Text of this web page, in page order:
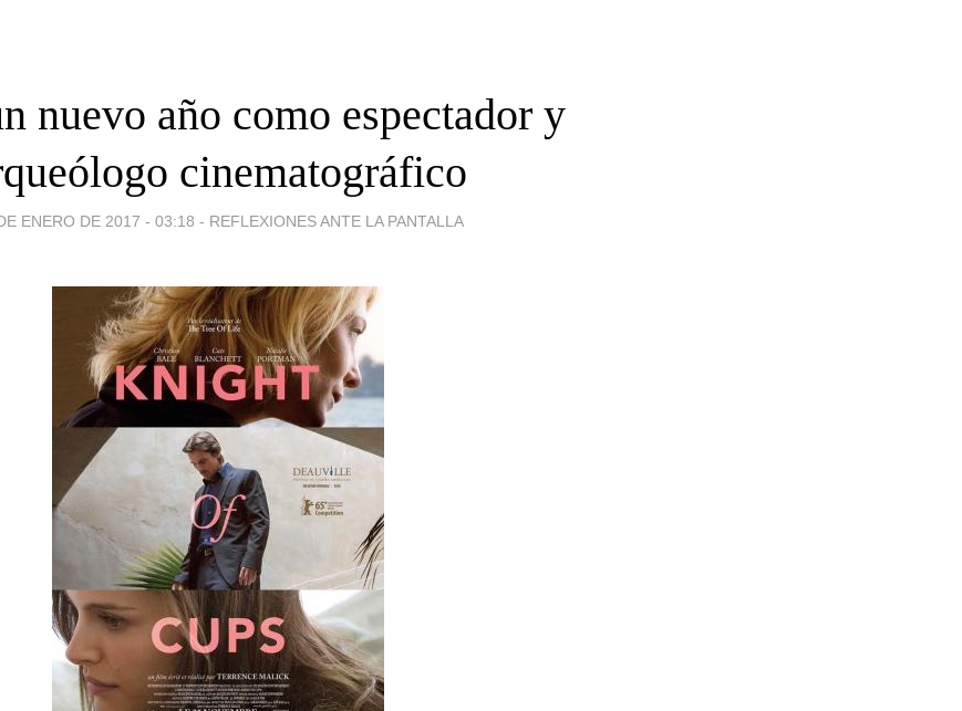
nuevo año como espectador y
cinematográfico
ENERO DE 2017 - 03:18 - REFLEXIONES ANTE LA PANTALLA